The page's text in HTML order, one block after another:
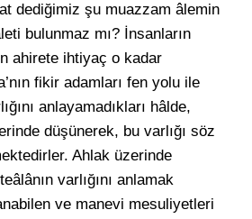
dediğimiz şu muazzam âlemin
bulunmaz mı? İnsanların
ahirete ihtiyaç o kadar
fikir adamları fen yolu ile
anlayamadıkları hâlde,
düşünerek, bu varlığı söz
Ahlak üzerinde
varlığını anlamak
ve manevi mesuliyetleri